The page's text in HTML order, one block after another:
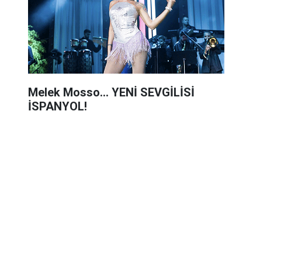
Melek Mosso... YENİ SEVGİLİSİ
İSPANYOL!